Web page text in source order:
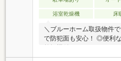
浴室乾燥機
床
＼ブルーホーム取扱物件
で防犯面も安心！ ◎便利
富！ ◎ペット飼育可能！